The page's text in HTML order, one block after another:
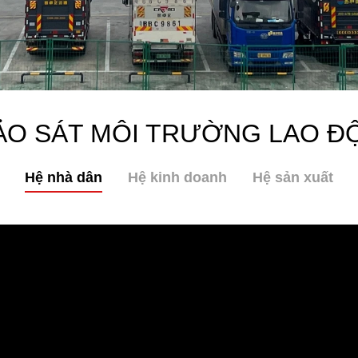
SÁT MÔI TRƯỜNG LAO
Hệ nhà dân Hệ kinh doanh Hệ sản xuất